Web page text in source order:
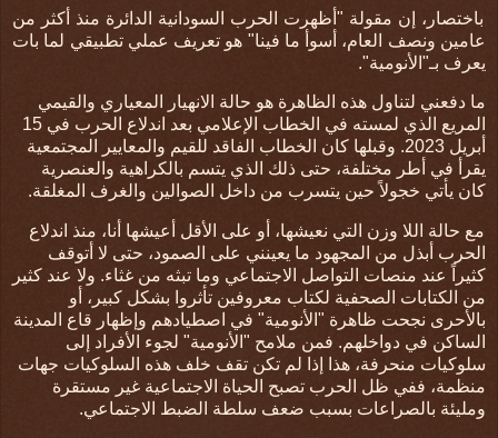
باختصار، إن مقولة "أظهرت الحرب السودانية الدائرة منذ أكثر من
عامين ونصف العام، أسوأ ما فينا" هو تعريف عملي تطبيقي لما بات
يعرف بـ"الأنومية".
ما دفعني لتناول هذه الظاهرة هو حالة الانهيار المعياري والقيمي
المريع الذي لمسته في الخطاب الإعلامي بعد اندلاع الحرب في 15
أبريل 2023. وقبلها كان الخطاب الفاقد للقيم والمعايير المجتمعية
يقرأ في أطر مختلفة، حتى ذلك الذي يتسم بالكراهية والعنصرية
كان يأتي خجولاً حين يتسرب من داخل الصوالين والغرف المغلقة.
مع حالة اللا وزن التي نعيشها، أو على الأقل أعيشها أنا، منذ اندلاع
الحرب أبذل من المجهود ما يعينني على الصمود، حتى لا أتوقف
كثيراً عند منصات التواصل الاجتماعي وما تبثه من غثاء. ولا عند كثير
من الكتابات الصحفية لكتاب معروفين تأثروا بشكل كبير، أو
بالأحرى نجحت ظاهرة "الأنومية" في اصطيادهم وإظهار قاع المدينة
الساكن في دواخلهم. فمن ملامح "الأنومية" لجوء الأفراد إلى
سلوكيات منحرفة، هذا إذا لم تكن تقف خلف هذه السلوكيات جهات
منظمة، ففي ظل الحرب تصبح الحياة الاجتماعية غير مستقرة
ومليئة بالصراعات بسبب ضعف سلطة الضبط الاجتماعي.